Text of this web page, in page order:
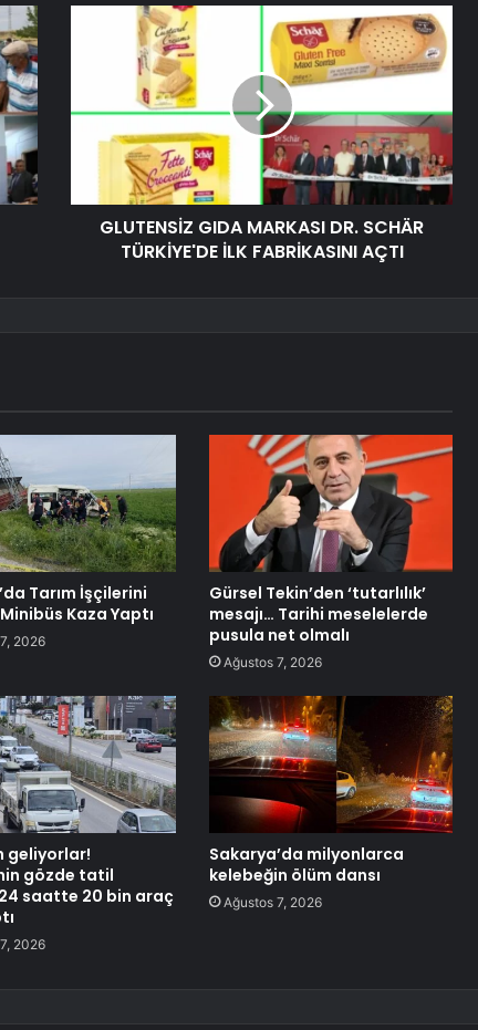
GLUTENSİZ GIDA MARKASI DR. SCHÄR
TÜRKİYE'DE İLK FABRİKASINI AÇTI
Tarım İşçilerini
Kaza Yaptı
2026
Gürsel Tekin’den ‘tutarlılık’
mesajı… Tarihi meselelerde
pusula net olmalı
Ağustos 7, 2026
geliyorlar!
gözde tatil
saatte 20 bin araç
2026
Sakarya’da milyonlarca
kelebeğin ölüm dansı
Ağustos 7, 2026